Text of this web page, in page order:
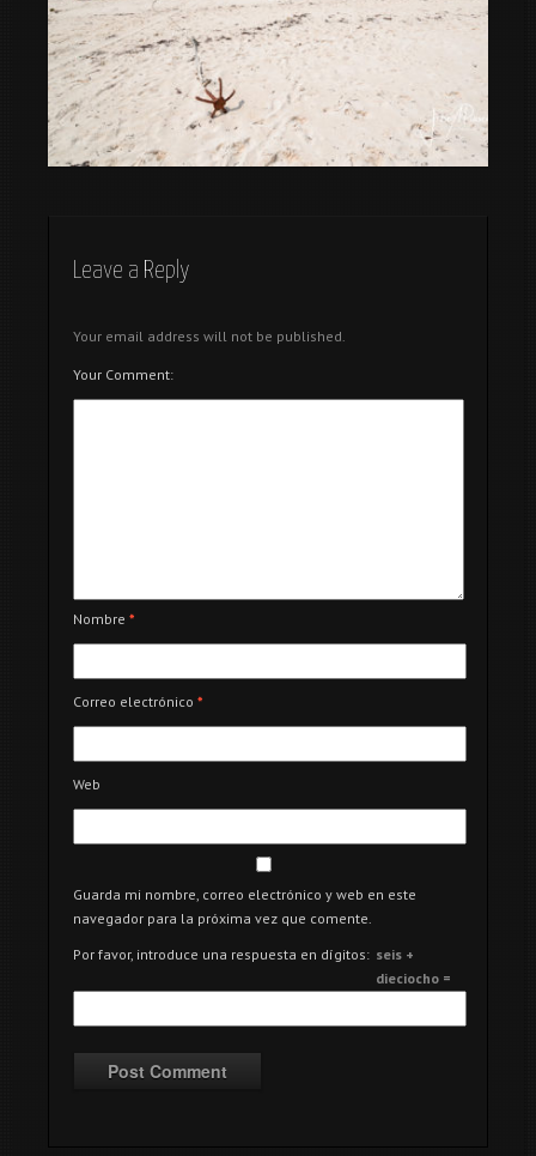
Leave a Reply
Your email address will not be published.
Your Comment:
Nombre *
Correo electrónico *
Web
Guarda mi nombre, correo electrónico y web en este
navegador para la próxima vez que comente.
Por favor, introduce una respuesta en dígitos: seis +
dieciocho =